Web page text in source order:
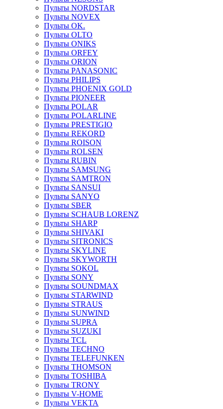
Пульты NORDSTAR
Пульты NOVEX
Пульты OK.
Пульты OLTO
Пульты ONIKS
Пульты ORFEY
Пульты ORION
Пульты PANASONIC
Пульты PHILIPS
Пульты PHOENIX GOLD
Пульты PIONEER
Пульты POLAR
Пульты POLARLINE
Пульты PRESTIGIO
Пульты REKORD
Пульты ROISON
Пульты ROLSEN
Пульты RUBIN
Пульты SAMSUNG
Пульты SAMTRON
Пульты SANSUI
Пульты SANYO
Пульты SBER
Пульты SCHAUB LORENZ
Пульты SHARP
Пульты SHIVAKI
Пульты SITRONICS
Пульты SKYLINE
Пульты SKYWORTH
Пульты SOKOL
Пульты SONY
Пульты SOUNDMAX
Пульты STARWIND
Пульты STRAUS
Пульты SUNWIND
Пульты SUPRA
Пульты SUZUKI
Пульты TCL
Пульты TECHNO
Пульты TELEFUNKEN
Пульты THOMSON
Пульты TOSHIBA
Пульты TRONY
Пульты V-HOME
Пульты VEKTA